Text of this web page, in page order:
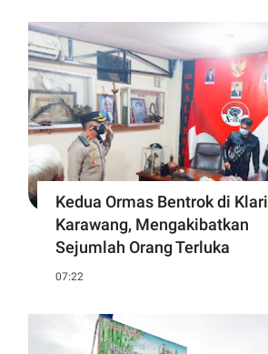
Kedua Ormas Bentrok di Klari
Karawang, Mengakibatkan
Sejumlah Orang Terluka
07:22